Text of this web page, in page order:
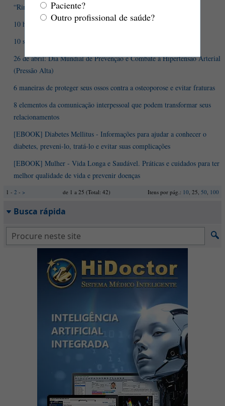
Paciente?
Outro profissional de saúde?
“Rins inflamados”? Pode ser glomerulonefrite!
10 hábitos que ajudam a tornar sua alimentação mais saudável
10 sinais precoces da doença de Parkinson
26 de abril: Dia Mundial de Prevenção e Combate à Hipertensão Arterial
(Pressão Alta)
6 maneiras de proteger seus ossos contra a osteoporose e evitar fraturas
8 elementos da comunicação interpessoal que podem transformar seus
relacionamentos
[EBOOK] Diabetes Mellitus - Informações para ajudar a conhecer o
diabetes, preveni-lo, tratá-lo e evitar suas complicações
[EBOOK] Mulher - Vida Longa e Saudável. Práticas e cuidados para ter
melhor qualidade de vida e prevenir doenças
Itens por pág.: 10, 25, 50, 100
1 - 2 - > de 1 a 25 (Total: 42)
Busca rápida